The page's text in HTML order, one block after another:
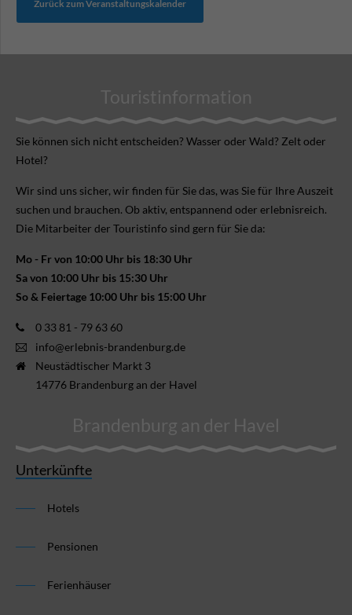
Zurück zum Veranstaltungskalender
Touristinformation
Sie können sich nicht ent­scheiden? Wasser oder Wald? Zelt oder
Hotel?
Wir sind uns sicher, wir finden für Sie das, was Sie für Ihre Aus­zeit
suchen und brauchen. Ob aktiv, ent­spannend oder erlebnis­reich.
Die Mitarbeiter der Touristinfo sind gern für Sie da:
Mo - Fr von 10:00 Uhr bis 18:30 Uhr
Sa von 10:00 Uhr bis 15:30 Uhr
So & Feiertage 10:00 Uhr bis 15:00 Uhr
0 33 81 - 79 63 60
info@erlebnis-brandenburg.de
Neustädtischer Markt 3
14776 Brandenburg an der Havel
Brandenburg an der Havel
Unterkünfte
Hotels
Pensionen
Ferienhäuser